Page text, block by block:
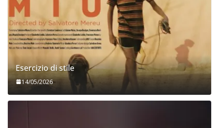
Esercizio di stile
14/05/2026